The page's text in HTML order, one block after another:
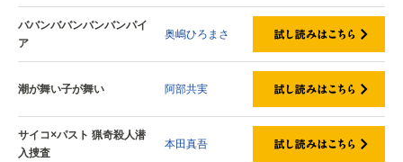
ババンババンバンバンパイ
ア
奥嶋ひろまさ
潮が舞い子が舞い 阿部共実
サイコ×パスト 猟奇殺人潜
入捜査
本田真吾